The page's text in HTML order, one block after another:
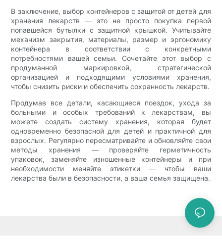
В заключение, выбор контейнеров с защитой от детей для
хранения лекарств — это не просто покупка первой
попавшейся бутылки с защитной крышкой. Учитывайте
механизм закрытия, материалы, размер и эргономику
контейнера в соответствии с конкретными
потребностями вашей семьи. Сочетайте этот выбор с
продуманной маркировкой, стратегической
организацией и подходящими условиями хранения,
чтобы снизить риски и обеспечить сохранность лекарств.
Продумав все детали, касающиеся поездок, ухода за
больными и особых требований к лекарствам, вы
можете создать систему хранения, которая будет
одновременно безопасной для детей и практичной для
взрослых. Регулярно пересматривайте и обновляйте свои
методы хранения — проверяйте герметичность
упаковок, заменяйте изношенные контейнеры и при
необходимости меняйте этикетки — чтобы ваши
лекарства были в безопасности, а ваша семья защищена.